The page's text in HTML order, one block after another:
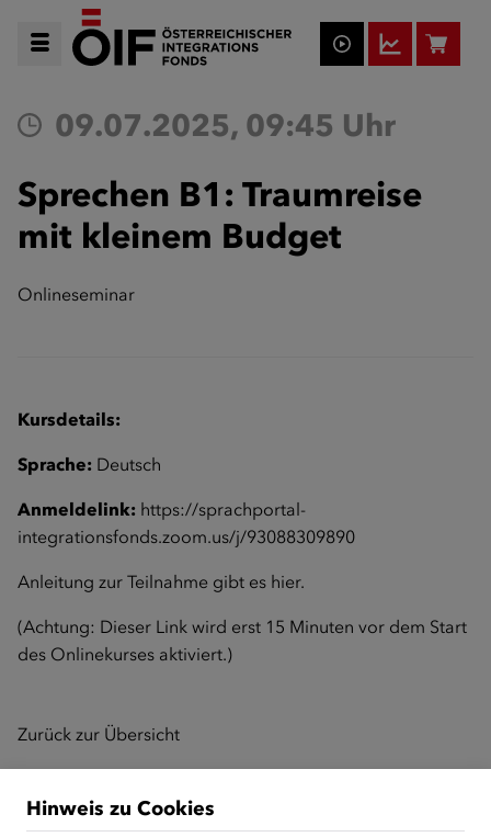
09.07.2025, 09:45 Uhr
Sprechen B1: Traumreise
mit kleinem Budget
Onlineseminar
Kursdetails:
Sprache: Deutsch
Anmeldelink: https://sprachportal-
integrationsfonds.zoom.us/j/93088309890
Anleitung zur Teilnahme gibt es hier.
(Achtung: Dieser Link wird erst 15 Minuten vor dem Start
des Onlinekurses aktiviert.)
Zurück zur Übersicht
Hinweis zu Cookies